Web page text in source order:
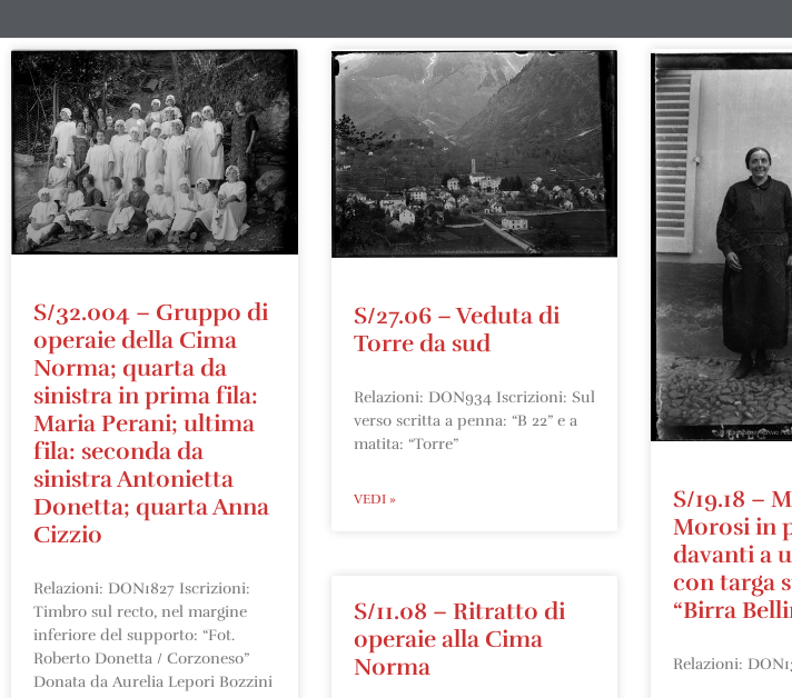
S/32.004 – Gruppo di
operaie della Cima
Norma; quarta da
sinistra in prima fila:
Maria Perani; ultima
fila: seconda da
sinistra Antonietta
Donetta; quarta Anna
Cizzio
Relazioni: DON1827 Iscrizioni:
Timbro sul recto, nel margine
inferiore del supporto: “Fot.
Roberto Donetta / Corzoneso”
Donata da Aurelia Lepori Bozzini
S/27.06 – Veduta di
Torre da sud
Relazioni: DON934 Iscrizioni: Sul
verso scritta a penna: “B 22” e a
matita: “Torre”
VEDI »
S/19.18 –
Morosi in
davanti a
con targa
“Birra
Relazioni:
S/11.08 – Ritratto di
operaie alla Cima
Norma